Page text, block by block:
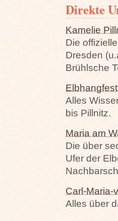
Direkte
Kamelie
Die
Dresden
Brühlsche
Elbhangfest
Alles
bis Pillnitz.
Maria am
Die über
Ufer der
Carl-Maria-
Alles über